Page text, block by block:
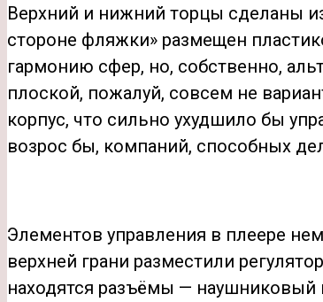
Верхний и нижний торцы сделаны
стороне фляжки» размещен
гармонию сфер, но, собственно,
плоской, пожалуй, совсем не
корпус, что сильно ухудшило бы
возрос бы, компаний, способных
Элементов управления в плеере
верхней грани разместили
находятся разъёмы — наушниковый